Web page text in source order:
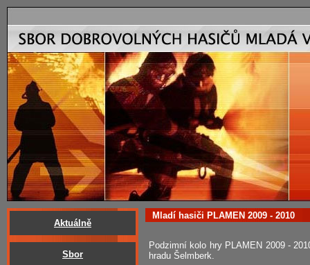
Aktuálně
Sbor
Mladí hasiči PLAMEN 2009 - 2010
Podzimní kolo hry PLAMEN 2009 -
hradu Šelmberk.